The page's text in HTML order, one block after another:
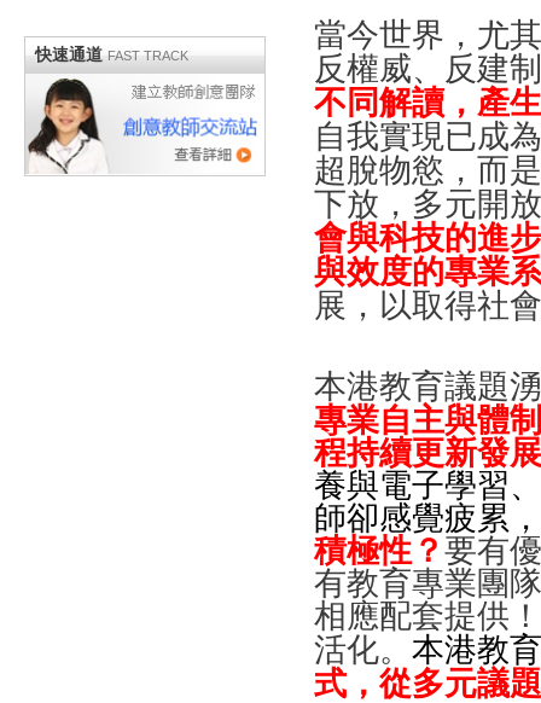
快速通道 FAST TRACK
當今世界，尤
反權威、反建
不同解讀，產
自我實現已成
超脫物慾，而
下放，多元開
會與科技的進
與效度的專業
展，以取得社
本港教育議題
專業自主與體
程持續更新發展
養與電子學習
師卻感覺疲累
積極性？ 要有
有教育專業團
相應配套提供
活化。 本港教
式，從多元議